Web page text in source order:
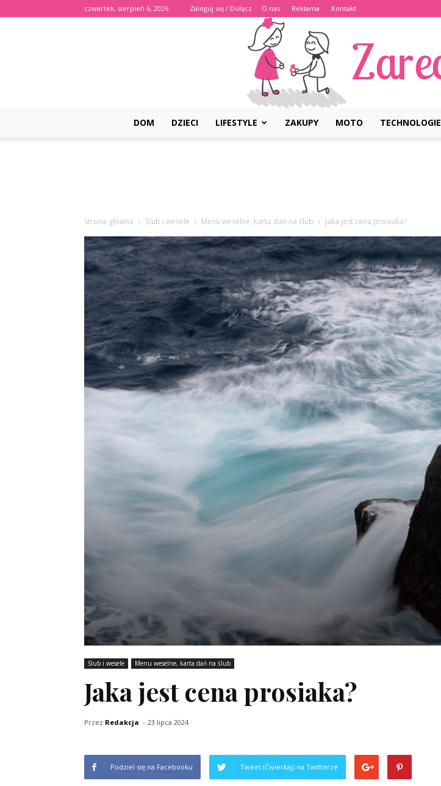
czwartek, sierpień 6, 2026 Zaloguj się / Dołącz O nas Reklama Kontakt
DOM DZIECI LIFESTYLE ZAKUPY MOTO TECHNOLOGIE
Strona główna Ślub i wesele Menu weselne, karta dań na ślub Jaka jest cena prosiaka?
Ślub i wesele Menu weselne, karta dań na ślub
Jaka jest cena prosiaka?
Przez Redakcja - 23 lipca 2024
Podziel się na Facebooku Tweet (Ćwierkaj) na Twitterze